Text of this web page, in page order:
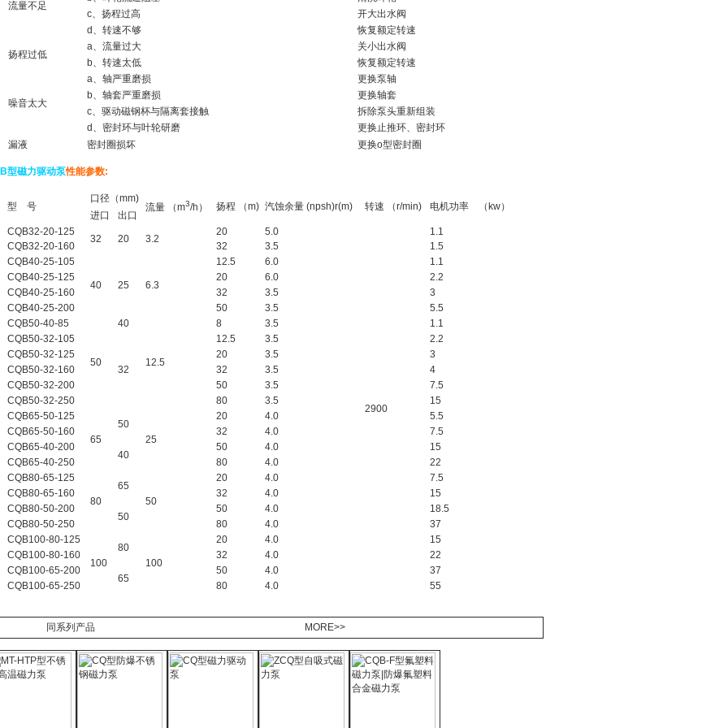
流量不足
c、扬程过高
开大出水阀
d、转速不够
恢复额定转速
扬程过低
a、流量过大
关小出水阀
b、转速太低
恢复额定转速
噪音太大
a、轴严重磨损
更换泵轴
b、轴套严重磨损
更换轴套
c、驱动磁钢杯与隔离套接触
拆除泵头重新组装
d、密封环与叶轮研磨
更换止推环、密封环
漏液
密封圈损坏 更换o型密封圈
型磁力驱动泵性能参数:
型 号
口径（mm)
流量 （m3/h） 扬程 （m) 汽蚀余量 (npsh)r(m) 转速 （r/min) 电机功率 （kw）
进口
出口
CQB32-20-125
32 20 3.2
20 5.0
2900
1.1
CQB32-20-160
32 3.5
1.5
CQB40-25-105
40 25 6.3
12.5 6.0
1.1
CQB40-25-125
20 6.0
2.2
CQB40-25-160
32 3.5
3
CQB40-25-200
50 3.5
5.5
CQB50-40-85
50
40
12.5
8 3.5
1.1
CQB50-32-105
32
12.5 3.5
2.2
CQB50-32-125
20 3.5
3
CQB50-32-160
32 3.5
4
CQB50-32-200
50 3.5
7.5
CQB50-32-250
80 3.5
15
CQB65-50-125
65
50
25
20 4.0
5.5
CQB65-50-160
32 4.0
7.5
CQB65-40-200
40
50 4.0
15
CQB65-40-250
80 4.0
22
CQB80-65-125
80
65
50
20 4.0
7.5
CQB80-65-160
32 4.0
15
CQB80-50-200
50
50 4.0
18.5
CQB80-50-250
80 4.0
37
CQB100-80-125
100
80
100
20 4.0
15
CQB100-80-160
32 4.0
22
CQB100-65-200
65
50 4.0
37
CQB100-65-250
80 4.0 55
同系列产品 MORE>>